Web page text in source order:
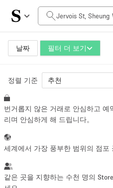
날짜 필터 더 보기
일일 비용
HK$0
공간 크기
100 sq ft
~ 13 명
정렬 기준 추천
번거롭지 않은 거래로 안심하고
리며 안심하게 해 드립니다。
세계에서 가장 풍부한 범위의 점포
같은 곳을 지향하는 수천 명의